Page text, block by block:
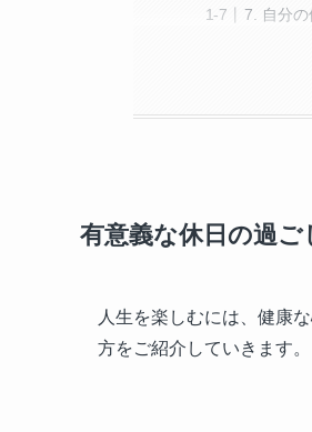
7. 自分の
有意義な休日の過ご
人生を楽しむには、健康
方をご紹介していきます。